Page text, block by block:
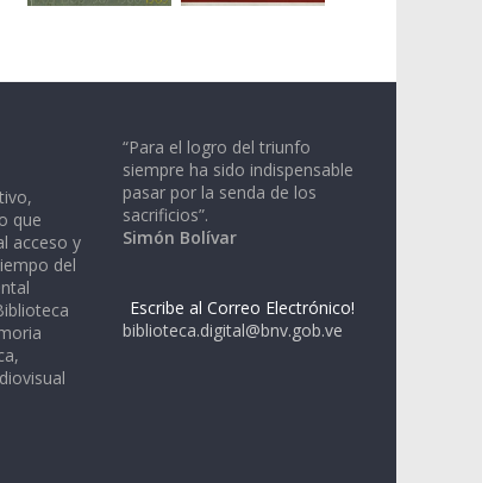
que
acceso y
del
“Para el logro del triunfo
siempre ha sido indispensable
pasar por la senda de los
sacrificios”.
Simón Bolívar
Escribe al Correo Electrónico!
biblioteca.digital@bnv.gob.ve